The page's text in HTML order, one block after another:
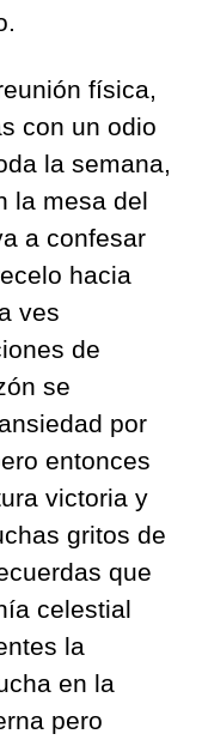
física,
con un odio
la semana,
la mesa del
a confesar
hacia
ves
de
se
por
entonces
victoria y
gritos de
que
celestial
la
en la
pero